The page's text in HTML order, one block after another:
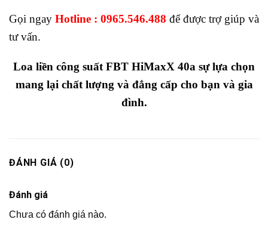
Gọi ngay Hotline : 0965.546.488 để được trợ giúp và
tư vấn.
Loa liền công suất FBT HiMaxX 40a sự lựa chọn
mang lại chất lượng và đẳng cấp cho bạn và gia
đình.
ĐÁNH GIÁ (0)
Đánh giá
Chưa có đánh giá nào.